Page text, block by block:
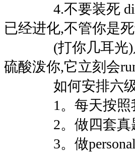
4.不要装死
已经进化,不管你是
(打你几耳光)只
硫酸泼你,它立刻会
如何安排六
1。每天按照我
2。做四套真题
3。做personal